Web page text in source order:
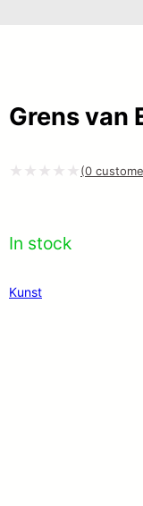
Grens van
uit
(0
In stock
Kunst